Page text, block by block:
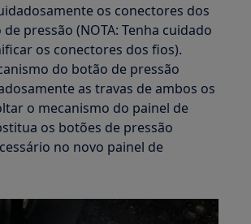
os conectores dos
pressão (NOTA: Tenha cuidado
os conectores dos fios).
do botão de pressão
as travas de ambos os
o mecanismo do painel de
os botões de pressão
no novo painel de